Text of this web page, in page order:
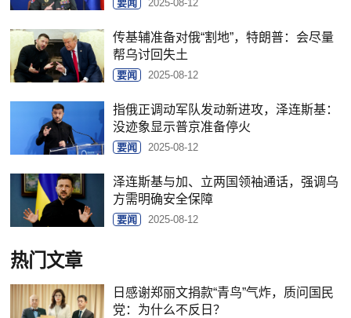
要闻 2025-08-12
传基辅准备对俄“割地”，特朗普：会尽量
帮乌讨回失土
要闻 2025-08-12
指俄正调动军队发动新进攻，泽连斯基：
没迹象显示普京准备停火
要闻 2025-08-12
泽连斯基与加、立两国领袖通话，强调乌
方需明确安全保障
要闻 2025-08-12
热门文章
日感谢郑丽文捐款“青鸟”气炸，质问国民
党：为什么不反日？